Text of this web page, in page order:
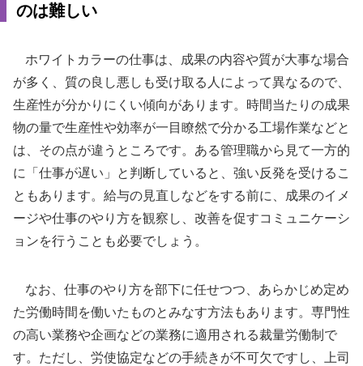
のは難しい
ホワイトカラーの仕事は、成果の内容や質が大事な場合
が多く、質の良し悪しも受け取る人によって異なるので、
生産性が分かりにくい傾向があります。時間当たりの成果
物の量で生産性や効率が一目瞭然で分かる工場作業などと
は、その点が違うところです。ある管理職から見て一方的
に「仕事が遅い」と判断していると、強い反発を受けるこ
ともあります。給与の見直しなどをする前に、成果のイメ
ージや仕事のやり方を観察し、改善を促すコミュニケーシ
ョンを行うことも必要でしょう。
なお、仕事のやり方を部下に任せつつ、あらかじめ定め
た労働時間を働いたものとみなす方法もあります。専門性
の高い業務や企画などの業務に適用される裁量労働制で
す。ただし、労使協定などの手続きが不可欠ですし、上司